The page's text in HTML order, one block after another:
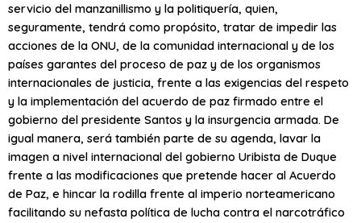
servicio del manzanillismo y la politiquería, quien,
seguramente, tendrá como propósito, tratar de impedir las
acciones de la ONU, de la comunidad internacional y de los
países garantes del proceso de paz y de los organismos
internacionales de justicia, frente a las exigencias del respeto
y la implementación del acuerdo de paz firmado entre el
gobierno del presidente Santos y la insurgencia armada. De
igual manera, será también parte de su agenda, lavar la
imagen a nivel internacional del gobierno Uribista de Duque
frente a las modificaciones que pretende hacer al Acuerdo
de Paz, e hincar la rodilla frente al imperio norteamericano
facilitando su nefasta política de lucha contra el narcotráfico